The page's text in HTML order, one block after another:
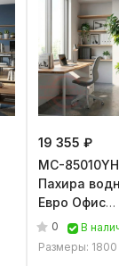
19 355 ₽
MC-
Пахира
Евро Офис
(Зелёный)
0
В
Размеры: